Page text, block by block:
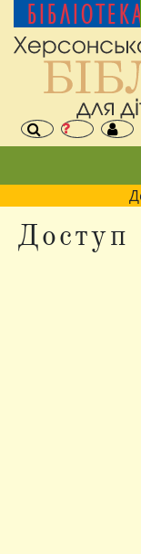
БІБЛІОТЕКА
Доступ